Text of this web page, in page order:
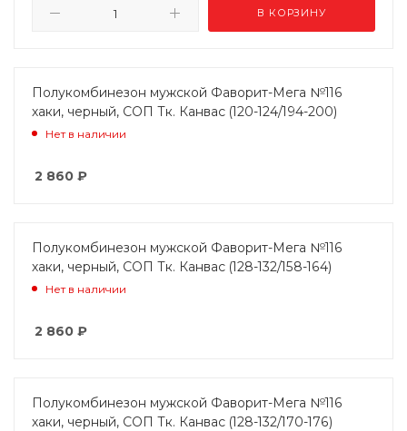
В КОРЗИНУ
Полукомбинезон мужской Фаворит-Мега №116
хаки, черный, СОП Тк. Канвас (120-124/194-200)
Нет в наличии
2 860 ₽
Полукомбинезон мужской Фаворит-Мега №116
хаки, черный, СОП Тк. Канвас (128-132/158-164)
Нет в наличии
2 860 ₽
Полукомбинезон мужской Фаворит-Мега №116
хаки, черный, СОП Тк. Канвас (128-132/170-176)